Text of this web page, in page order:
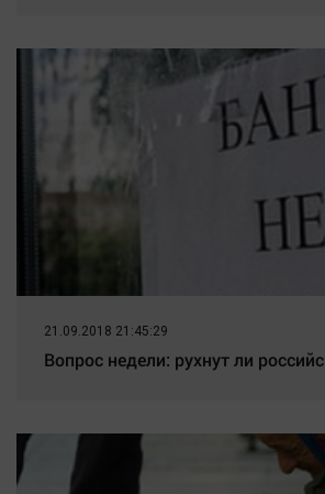
21.09.2018 21:45:29
Вопрос недели: рухнут ли